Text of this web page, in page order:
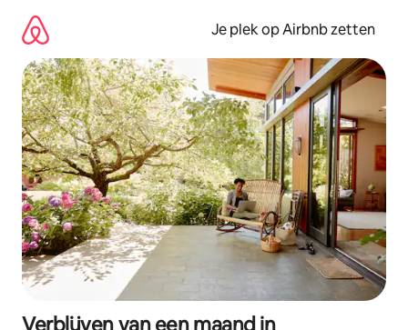
direct
naar
inhoud
Je plek op Airbnb zetten
Verblijven van een maand in